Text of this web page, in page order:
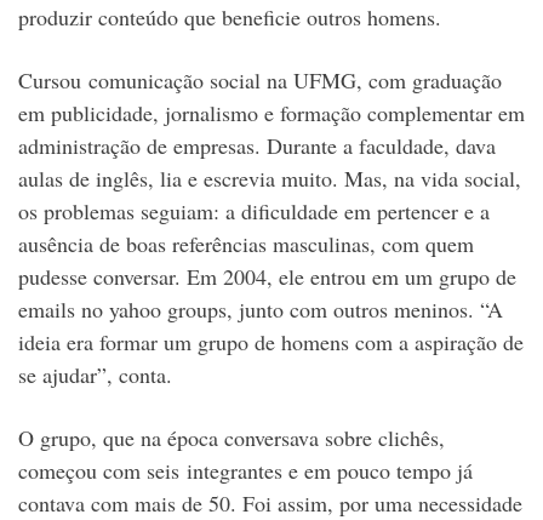
produzir conteúdo que beneficie outros homens.
Cursou comunicação social na UFMG, com graduação
em publicidade, jornalismo e formação complementar em
administração de empresas. Durante a faculdade, dava
aulas de inglês, lia e escrevia muito. Mas, na vida social,
os problemas seguiam: a dificuldade em pertencer e a
ausência de boas referências masculinas, com quem
pudesse conversar. Em 2004, ele entrou em um grupo de
emails no yahoo groups, junto com outros meninos. “A
ideia era formar um grupo de homens com a aspiração de
se ajudar”, conta.
O grupo, que na época conversava sobre clichês,
começou com seis integrantes e em pouco tempo já
contava com mais de 50. Foi assim, por uma necessidade